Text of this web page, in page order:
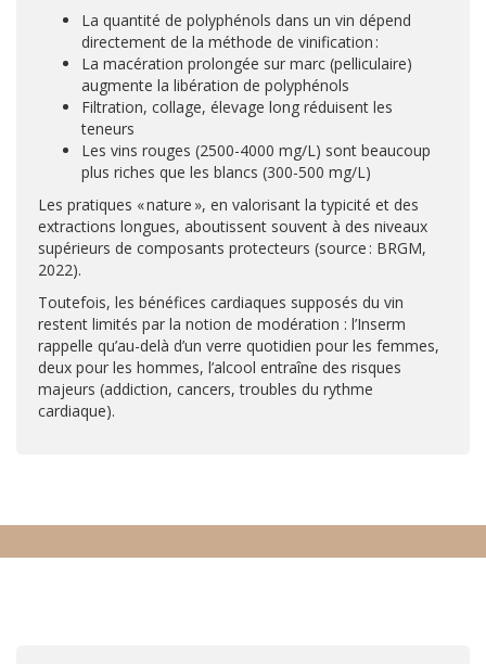
La quantité de polyphénols dans un vin dépend
directement de la méthode de vinification :
La macération prolongée sur marc (pelliculaire)
augmente la libération de polyphénols
Filtration, collage, élevage long réduisent les
teneurs
Les vins rouges (2500-4000 mg/L) sont beaucoup
plus riches que les blancs (300-500 mg/L)
Les pratiques « nature », en valorisant la typicité et des
extractions longues, aboutissent souvent à des niveaux
supérieurs de composants protecteurs (source : BRGM,
2022).
Toutefois, les bénéfices cardiaques supposés du vin
restent limités par la notion de modération : l’Inserm
rappelle qu’au-delà d’un verre quotidien pour les femmes,
deux pour les hommes, l’alcool entraîne des risques
majeurs (addiction, cancers, troubles du rythme
cardiaque).